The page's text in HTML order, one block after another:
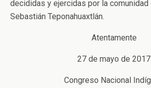
decididas y ejercidas por la comunidad
Sebastián Teponahuaxtlán.
Atentamente
27 de mayo de 2017
Congreso Nacional